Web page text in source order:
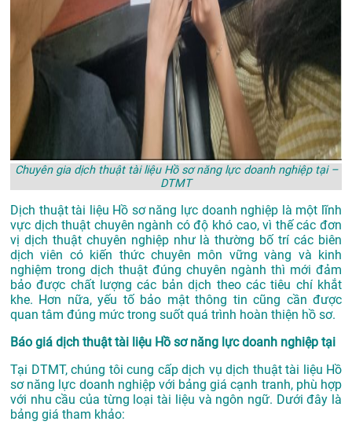
Chuyên gia dịch thuật tài liệu Hồ sơ năng lực doanh nghiệp tại –
DTMT
Dịch thuật tài liệu Hồ sơ năng lực doanh nghiệp là một lĩnh
vực dịch thuật chuyên ngành có độ khó cao, vì thế các đơn
vị dịch thuật chuyên nghiệp như là thường bố trí các biên
dịch viên có kiến thức chuyên môn vững vàng và kinh
nghiệm trong dịch thuật đúng chuyên ngành thì mới đảm
bảo được chất lượng các bản dịch theo các tiêu chí khắt
khe. Hơn nữa, yếu tố bảo mật thông tin cũng cần được
quan tâm đúng mức trong suốt quá trình hoàn thiện hồ sơ.
Báo giá dịch thuật tài liệu Hồ sơ năng lực doanh nghiệp tại
Tại DTMT, chúng tôi cung cấp dịch vụ dịch thuật tài liệu Hồ
sơ năng lực doanh nghiệp với bảng giá cạnh tranh, phù hợp
với nhu cầu của từng loại tài liệu và ngôn ngữ. Dưới đây là
bảng giá tham khảo: